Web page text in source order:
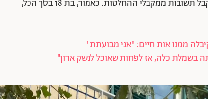
שסיפור החטופים לא ירד מסדר היום הציבורי ולקבל תשובות ממקבלי ההחלטות. כאמור, בת 18 בסך הכל,
ממנו אות חיים: "אני מבועתת"
בשמלת כלה, אז לפחות שאוכל לנשק ארון"